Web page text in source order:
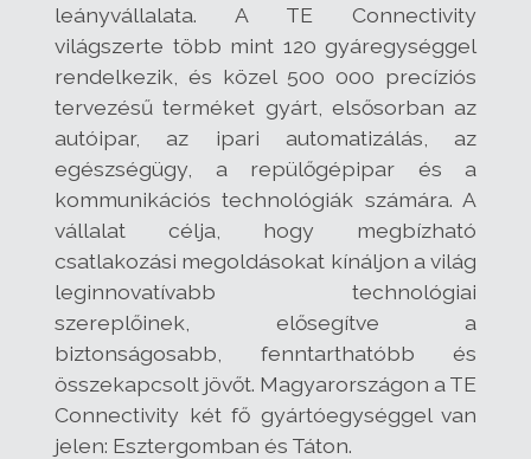
leányvállalata. A TE Connectivity
világszerte több mint 120 gyáregységgel
rendelkezik, és közel 500 000 precíziós
tervezésű terméket gyárt, elsősorban az
autóipar, az ipari automatizálás, az
egészségügy, a repülőgépipar és a
kommunikációs technológiák számára. A
vállalat célja, hogy megbízható
csatlakozási megoldásokat kínáljon a világ
leginnovatívabb technológiai
szereplőinek, elősegítve a
biztonságosabb, fenntarthatóbb és
összekapcsolt jövőt. Magyarországon a TE
Connectivity két fő gyártóegységgel van
jelen: Esztergomban és Táton.